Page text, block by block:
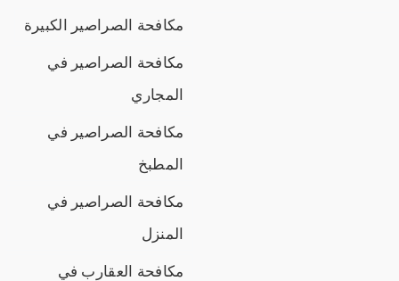
مكافحة الصراصير الكبيرة
مكافحة الصراصير في
المجاري
مكافحة الصراصير في
المطبخ
مكافحة الصراصير في
المنزل
مكافحة العقارب في